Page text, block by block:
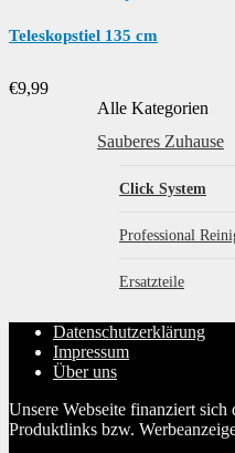
Teleskopstiel 135 cm
€9,99
Alle Kategorien
Sauberes Zuhause
Click System
Professional
Ersatzteile
Datenschutzerklärung
Impressum
Über uns
Unsere Webseite finanziert
Produktlinks bzw.